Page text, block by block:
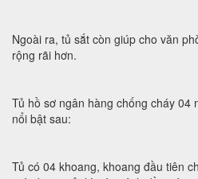
Ngoài ra, tủ sắt còn giúp cho văn
rộng rãi hơn.
Tủ hồ sơ ngân hàng chống cháy 04
nổi bật sau:
Tủ có 04 khoang, khoang đầu tiên